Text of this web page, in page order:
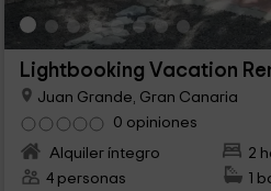
Lightbooking Vacation
Juan Grande, Gran Canaria
0 opiniones
Alquiler íntegro
2
4 personas
1